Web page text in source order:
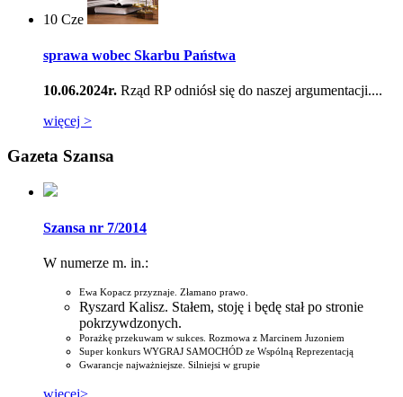
10 Cze
sprawa wobec Skarbu Państwa
10.06.2024r. Rząd RP odniósł się do naszej argumentacji....
więcej >
Gazeta Szansa
Szansa nr 7/2014
W numerze m. in.:
Ewa Kopacz przyznaje. Złamano prawo.
Ryszard Kalisz. Stałem, stoję i będę stał po stronie
pokrzywdzonych.
Porażkę przekuwam w sukces. Rozmowa z Marcinem Juzoniem
Super konkurs WYGRAJ SAMOCHÓD ze Wspólną Reprezentacją
Gwarancje najważniejsze. Silniejsi w grupie
więcej>